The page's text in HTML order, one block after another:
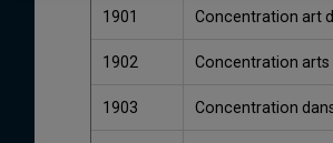
1901 Concentration art
1902 Concentration arts
1903 Concentration